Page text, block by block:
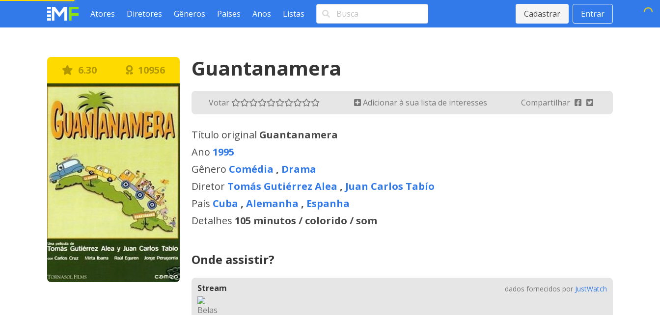
Atores Diretores Gêneros Países Anos Listas Cadastrar Entrar
6.30 10956 Guantanamera
Votar Adicionar à sua lista de interesses Compartilhar
Título original Guantanamera
Ano 1995
Gênero Comédia , Drama
Diretor Tomás Gutiérrez Alea , Juan Carlos Tabío
País Cuba , Alemanha , Espanha
Detalhes 105 minutos / colorido / som
Onde assistir?
Stream dados fornecidos por JustWatch